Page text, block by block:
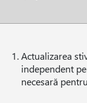
Actualizarea
independent
necesară